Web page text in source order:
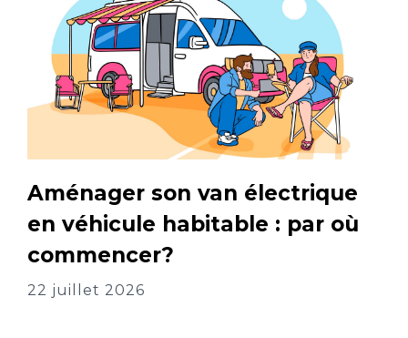
Aménager son van électrique
en véhicule habitable : par où
commencer?
22 juillet 2026